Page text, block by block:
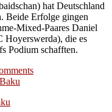
hat Deutschland
Beide Erfolge gingen
Mixed-Paares Daniel
Hoyerswerda), die es
Podium schafften.